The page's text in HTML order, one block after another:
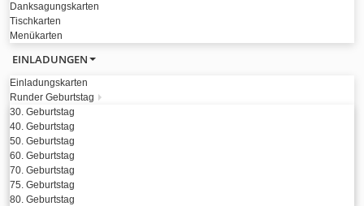
Danksagungskarten
Tischkarten
Menükarten
EINLADUNGEN
Einladungskarten
Runder Geburtstag
30. Geburtstag
40. Geburtstag
50. Geburtstag
60. Geburtstag
70. Geburtstag
75. Geburtstag
80. Geburtstag